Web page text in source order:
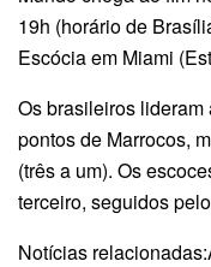
19h (horário de
Escócia em Miami
Os brasileiros lideram
pontos de Marrocos,
(três a um). Os
terceiro, seguidos
Notícias